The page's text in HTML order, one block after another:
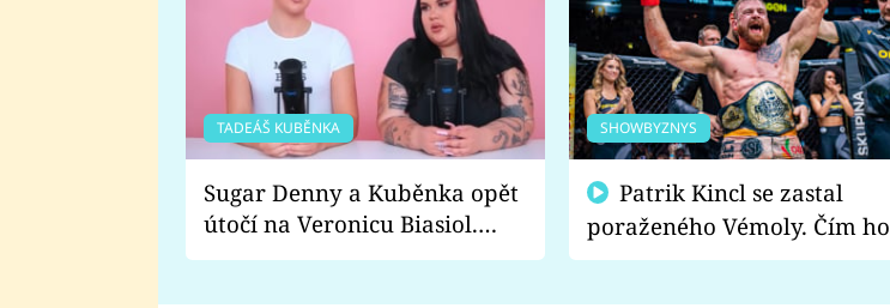
TADEÁŠ KUBĚNKA
Sugar Denny a Kuběnka opět
útočí na Veronicu Biasiol.
Proč je podle nich falešná a
SHOWBYZNYS
poraženého Vémoly. Čím ho
fanoušci naštvali?